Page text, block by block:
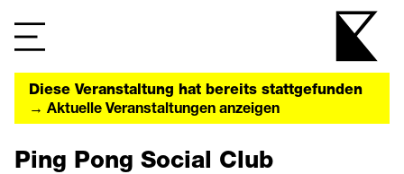
Diese Veranstaltung hat bereits stattgefunden
→ Aktuelle Veranstaltungen anzeigen
Ping Pong Social Club